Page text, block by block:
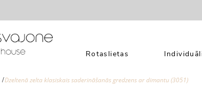
Rotaslietas
Dzeltenā zelta klasiskais saderināšanās gredzens ar dimantu (3051)